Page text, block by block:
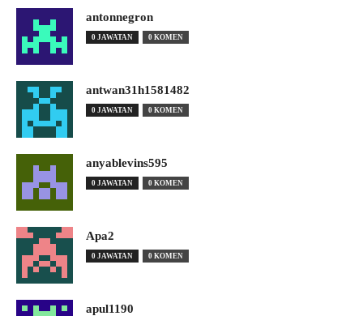
antonnegron
0 JAWATAN 0 KOMEN
antwan31h1581482
0 JAWATAN 0 KOMEN
anyablevins595
0 JAWATAN 0 KOMEN
Apa2
0 JAWATAN 0 KOMEN
apul1190